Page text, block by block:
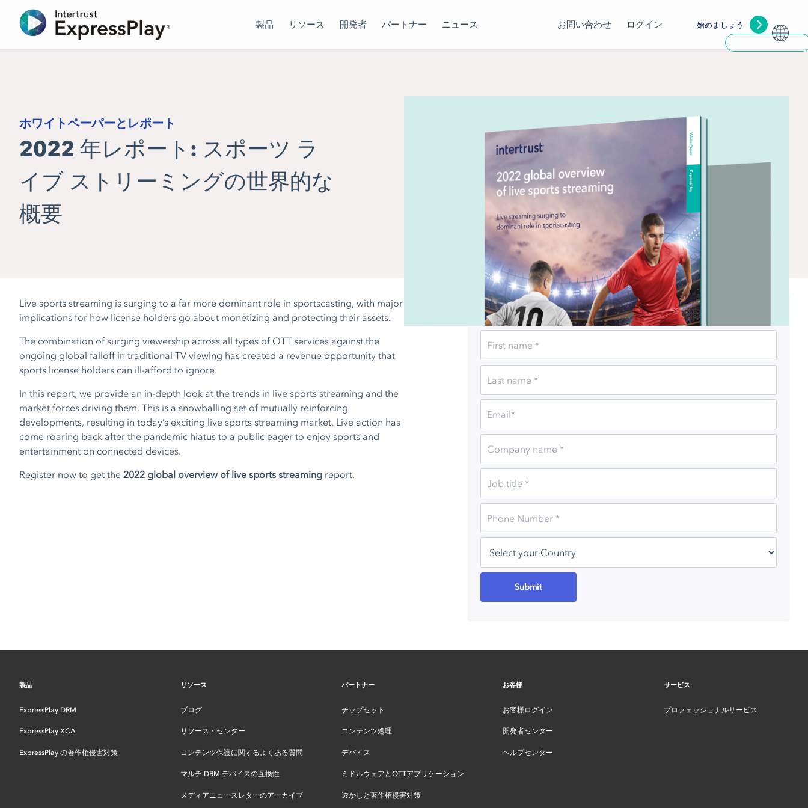
製品 リソース 開発者 パートナー ニュース お問い合わせ ログイン 始めましょう
ホワイトペーパーとレポート
2022 年レポート: スポーツ ラ
イブ ストリーミングの世界的な
概要
Live sports streaming is surging to a far more dominant role in sportscasting, with major
implications for how license holders go about monetizing and protecting their assets.
The combination of surging viewership across all types of OTT services against the
ongoing global falloff in traditional TV viewing has created a revenue opportunity that
sports license holders can ill-afford to ignore.
In this report, we provide an in-depth look at the trends in live sports streaming and the
market forces driving them. This is a snowballing set of mutually reinforcing
developments, resulting in today’s exciting live sports streaming market. Live action has
come roaring back after the pandemic hiatus to a public eager to enjoy sports and
entertainment on connected devices.
Register now to get the 2022 global overview of live sports streaming report.
Register for the full report here!
製品
ExpressPlay DRM
ExpressPlay XCA
ExpressPlay の著作権侵害対策
リソース
ブログ
リソース・センター
コンテンツ保護に関するよくある質問
マルチ DRM デバイスの互換性
メディアニュースレターのアーカイブ
パートナー
チップセット
コンテンツ処理
デバイス
ミドルウェアとOTTアプリケーション
透かしと著作権侵害対策
お客様
お客様ログイン
開発者センター
ヘルプセンター
サービス
プロフェッショナルサービス